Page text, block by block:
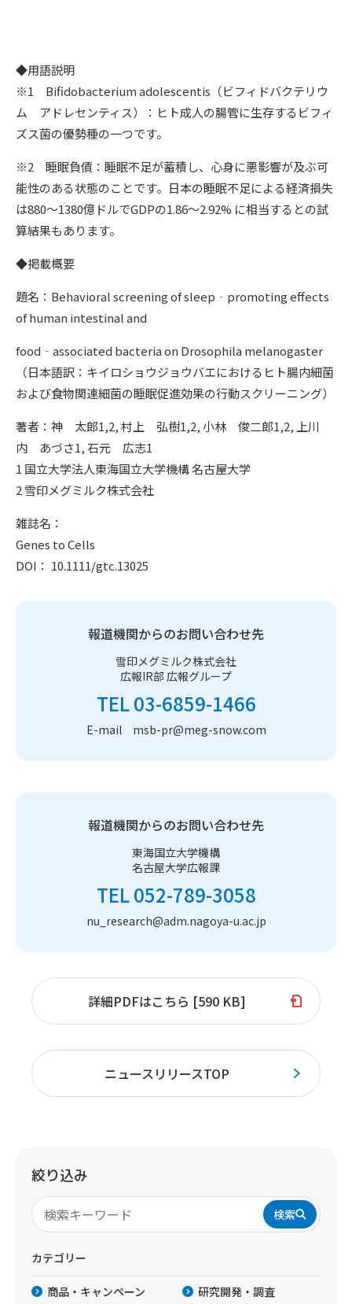
◆用語説明
※1 Bifidobacterium adolescentis （ビフィドバクテリウ
ム アドレセンティス）：ヒト成人の腸管に生存するビフィ
ズス菌の優勢種の一つです。
※2 睡眠負債：睡眠不足が蓄積し、心身に悪影響が及ぶ可
能性のある状態のことです。日本の睡眠不足による経済損失
は880～1380億ドルでGDPの1.86～2.92% に相当するとの試
算結果もあります。
◆掲載概要
題名：Behavioral screening of sleep‐promoting effects
of human intestinal and
food‐associated bacteria on Drosophila melanogaster
（日本語訳：キイロショウジョウバエにおけるヒト腸内細菌
および食物関連細菌の睡眠促進効果の行動スクリーニング）
著者：神 太郎1,2, 村上 弘樹1,2, 小林 俊二郎1,2, 上川
内 あづさ1, 石元 広志1
1 国立大学法人東海国立大学機構 名古屋大学
2 雪印メグミルク株式会社
雑誌名：
Genes to Cells
DOI： 10.1111/gtc.13025
報道機関からのお問い合わせ先
雪印メグミルク株式会社
広報IR部 広報グループ
TEL 03-6859-1466
E-mail msb-pr@meg-snow.com
報道機関からのお問い合わせ先
東海国立大学機構
名古屋大学広報課
TEL 052-789-3058
nu_research@adm.nagoya-u.ac.jp
詳細PDFはこちら [590 KB]
ニュースリリースTOP
絞り込み
検索
カテゴリー
商品・キャンペーン
研究開発・調査